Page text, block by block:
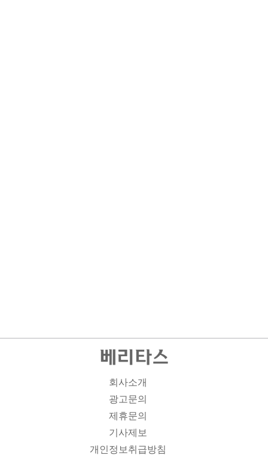
회사소개
광고문의
제휴문의
기사제보
개인정보취급방침